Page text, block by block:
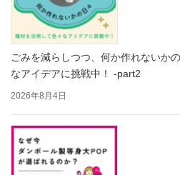
ごみを減らしつつ、何か作れないか
なアイデアに挑戦中！ -part2
2026年8月4日